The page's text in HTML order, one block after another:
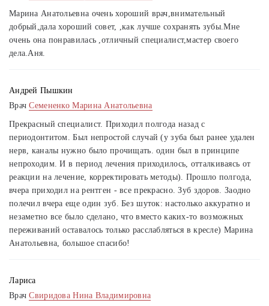
Марина Анатольевна очень хороший врач,внимательный
добрый,дала хороший совет, ,как лучше сохранять зубы.Мне
очень она понравилась ,отличный специалист,мастер своего
дела.Аня.
Андрей Пышкин
ВрачСемененко Марина Анатольевна
Прекрасный специалист. Приходил полгода назад с
периодонтитом. Был непростой случай (у зуба был ранее удален
нерв, каналы нужно было прочищать. один был в принципе
непроходим. И в период лечения приходилось, отталкиваясь от
реакции на лечение, корректировать методы). Прошло полгода,
вчера приходил на рентген - все прекрасно. Зуб здоров. Заодно
полечил вчера еще один зуб. Без шуток: настолько аккуратно и
незаметно все было сделано, что вместо каких-то возможных
переживаний оставалось только расслабляться в кресле) Марина
Анатольевна, большое спасибо!
Лариса
ВрачСвиридова Нина Владимировна